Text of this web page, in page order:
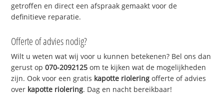
getroffen en direct een afspraak gemaakt voor de
definitieve reparatie.
Offerte of advies nodig?
Wilt u weten wat wij voor u kunnen betekenen? Bel ons dan
gerust op070-2092125 om te kijken wat de mogelijkheden
zijn. Ook voor een gratis kapotte riolering offerte of advies
over kapotte riolering. Dag en nacht bereikbaar!